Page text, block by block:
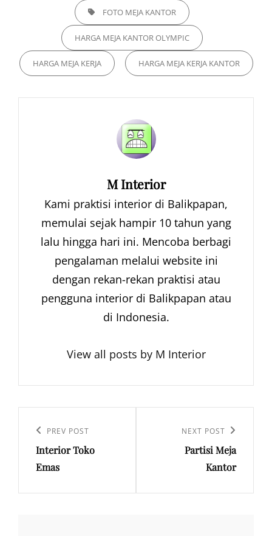
TAGS, FOTO MEJA KANTOR
HARGA MEJA KANTOR OLYMPIC
HARGA MEJA KERJA HARGA MEJA KERJA KANTOR
Author:
M Interior
Kami praktisi interior di Balikpapan,
memulai sejak hampir 10 tahun yang
lalu hingga hari ini. Mencoba berbagi
pengalaman melalui website ini
dengan rekan-rekan praktisi atau
pengguna interior di Balikpapan atau
di Indonesia.
View all posts by M Interior
posPrevious
Post
PREV POST
Interior Toko
Emas
NEXT POST
Partisi Meja
Kantor